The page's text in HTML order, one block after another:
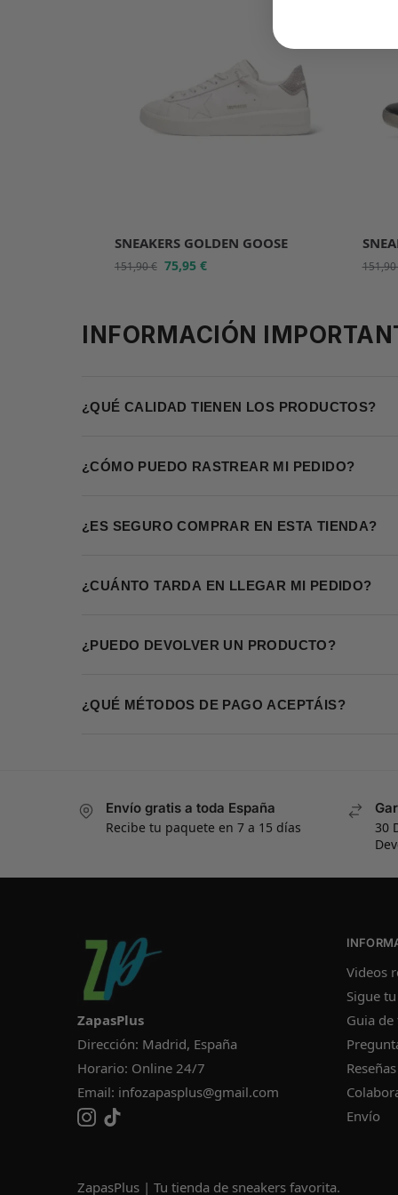
SNEAKERS GOLDEN GOOSE
151,90€ 75,95 € 151,90
INFORMACIÓN
¿QUÉ CALIDAD TIENEN LOS PRODUCTOS?
¿CÓMO PUEDO RASTREAR MI PEDIDO?
¿ES SEGURO COMPRAR EN ESTA TIENDA?
¿CUÁNTO TARDA EN LLEGAR MI PEDIDO?
¿PUEDO DEVOLVER UN PRODUCTO?
¿QUÉ MÉTODOS DE PAGO ACEPTÁIS?
Envío gratis a toda España
Recibe tu paquete en 7 a 15 días
30
ZapasPlus
Dirección: Madrid, España
Horario: Online 24/7
Email: infozapasplus@gmail.com
Videos
Sigue
Guia de
Envío
ZapasPlus | Tu tienda de sneakers favorita.